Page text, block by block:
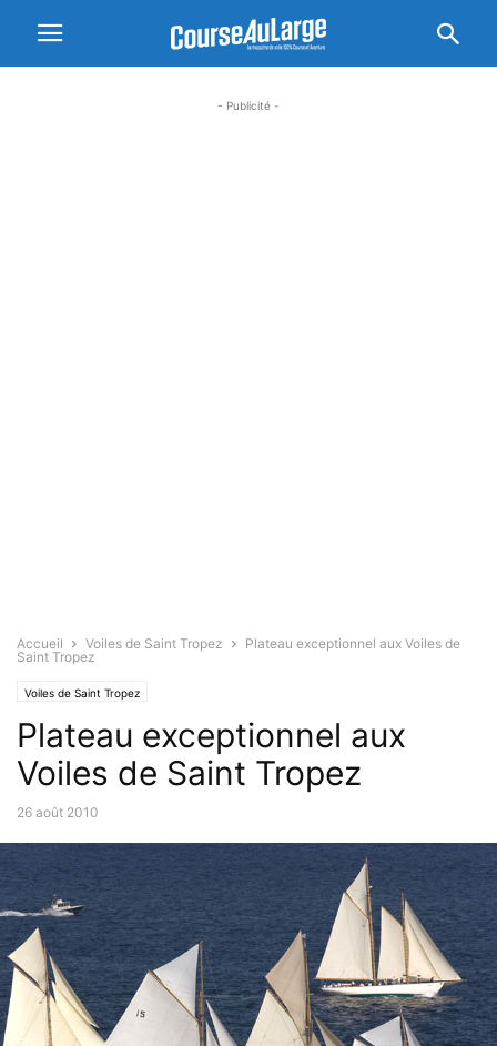
- Publicité -
Accueil Voiles de Saint Tropez
Plateau exceptionnel aux Voiles de
Saint Tropez
Voiles de Saint Tropez
Plateau exceptionnel aux
Voiles de Saint Tropez
26 août 2010